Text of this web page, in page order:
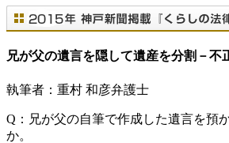
兄が父の遺言を隠して遺産を分割－
執筆者：重村 和彦弁護士
Q： 兄が父の自筆で作成した遺言を預
か。